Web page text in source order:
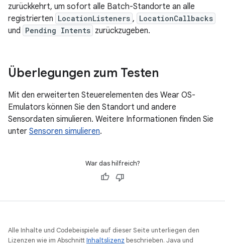
zurückkehrt, um sofort alle Batch-Standorte an alle
registrierten LocationListeners , LocationCallbacks
und Pending Intents zurückzugeben.
Überlegungen zum Testen
Mit den erweiterten Steuerelementen des Wear OS-
Emulators können Sie den Standort und andere
Sensordaten simulieren. Weitere Informationen finden Sie
unter Sensoren simulieren.
War das hilfreich?
Alle Inhalte und Codebeispiele auf dieser Seite unterliegen den
Lizenzen wie im AbschnittInhaltslizenz beschrieben. Java und